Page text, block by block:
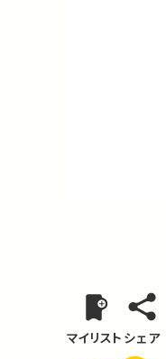
マイリスト シェア